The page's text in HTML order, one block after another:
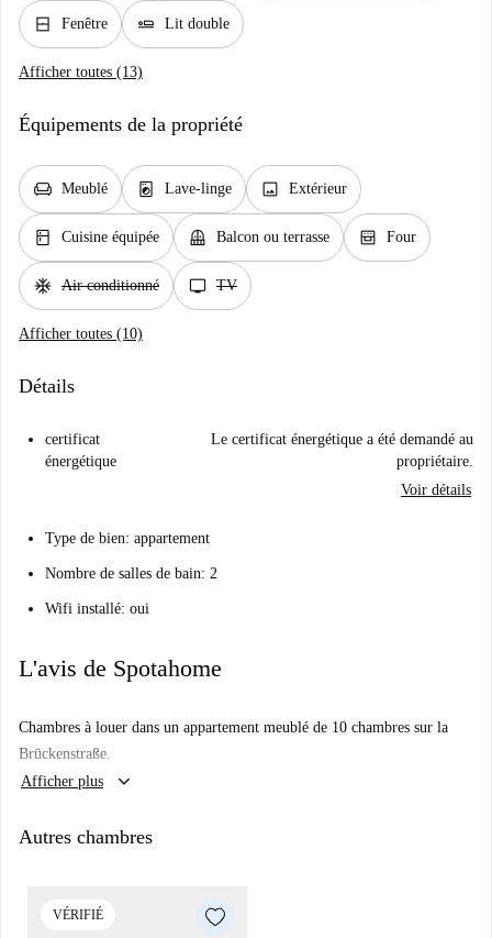
window_closed Fenêtre airline_seat_flat Lit double
Afficher toutes (13)
Équipements de la propriété
chair Meublé local_laundry_service Lave-linge image Extérieur
kitchen Cuisine équipée balcony Balcon ou terrasse oven_gen Four
ac_unit Air conditionné tv TV
Afficher toutes (10)
Détails
certificat
énergétique
Le certificat énergétique a été demandé au
propriétaire.
Voir détails
Type de bien: appartement
Nombre de salles de bain: 2
Wifi installé: oui
L'avis de Spotahome
Chambres à louer dans un appartement meublé de 10 chambres sur la
Brückenstraße.
Afficher plus
keyboard_arrow_down
Autres chambres
VÉRIFIÉ